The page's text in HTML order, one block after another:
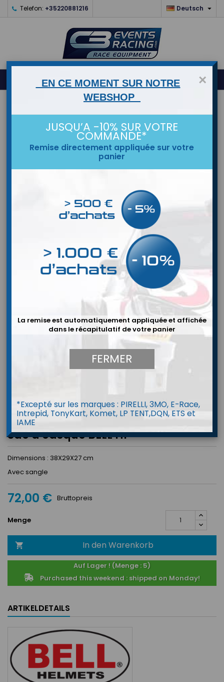
Telefon: +35220881216 Deutsch 
  0
Sac à casque BELL HP
Dimensions : 38X29X27 cm
Avec sangle
72,00 € Bruttopreis
Menge
 In den Warenkorb
Auf Lager ! (Menge : 5)
Purchased this weekend : shipped on Monday!
ARTIKELDETAILS
×
EN CE MOMENT SUR NOTRE
WEBSHOP
JUSQU’A -10% SUR VOTRE
COMMANDE*
Remise directement appliquée sur votre
panier
La remise est automatiquement appliquée et affichée
dans le récapitulatif de votre panier
FERMER
*Excepté sur les marques : PIRELLI, 3MO, E-Race,
Intrepid, TonyKart, Komet, LP TENT,DQN, ETS et
IAME